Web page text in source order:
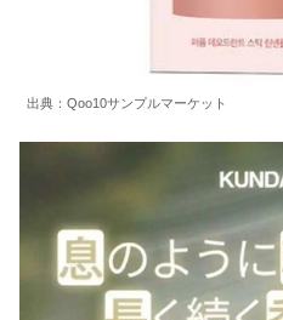
出典：Qoo10サンプルマーケット